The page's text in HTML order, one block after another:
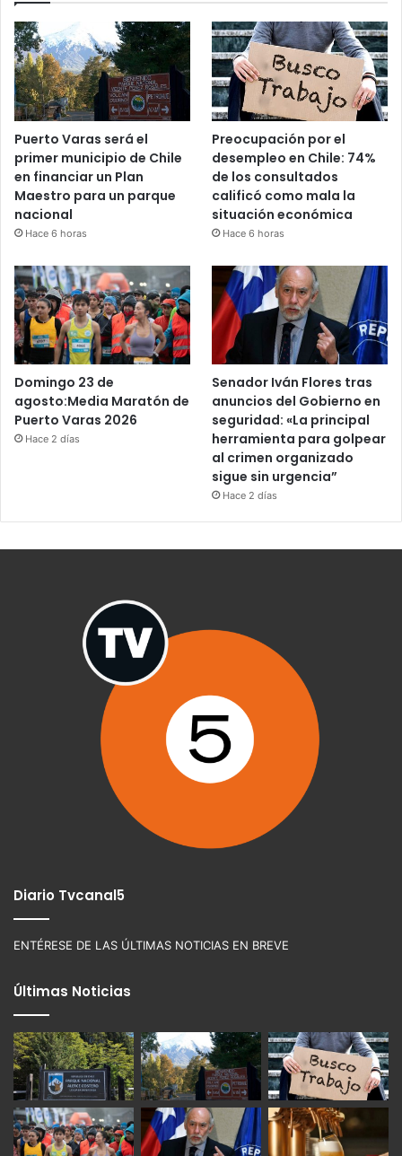
Puerto Varas será el
primer municipio de Chile
en financiar un Plan
Maestro para un parque
nacional
Hace 6 horas
Preocupación por el
desempleo en Chile: 74%
de los consultados
calificó como mala la
situación económica
Hace 6 horas
Domingo 23 de
agosto:Media Maratón de
Puerto Varas 2026
Hace 2 días
Senador Iván Flores tras
anuncios del Gobierno en
seguridad: «La principal
herramienta para golpear
al crimen organizado
sigue sin urgencia”
Hace 2 días
Diario Tvcanal5
ENTÉRESE DE LAS ÚLTIMAS NOTICIAS EN BREVE
Últimas Noticias